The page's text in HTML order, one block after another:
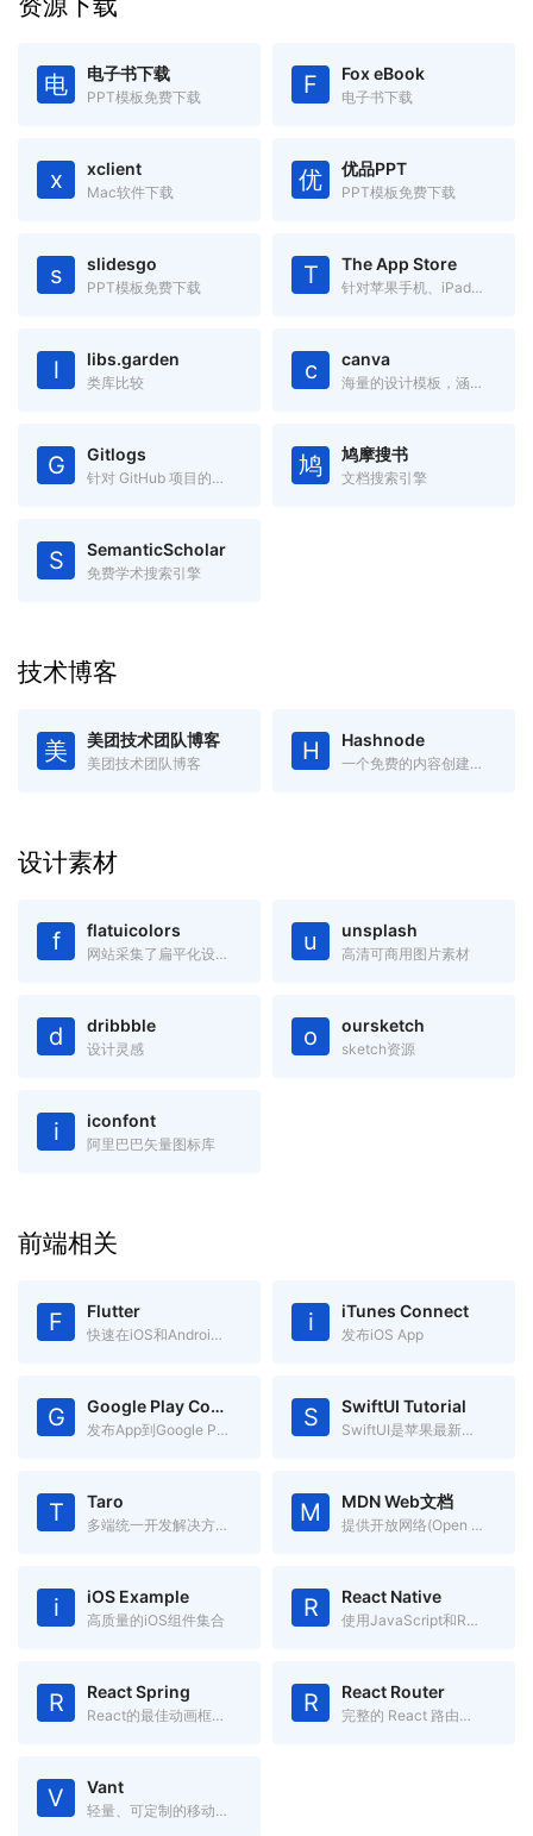
电 电子书下载
PPT模板免费下载 F Fox eBook
电子书下载
x xclient
Mac软件下载 优 优品PPT
PPT模板免费下载
s slidesgo
PPT模板免费下载 T The App Store
针对苹果手机、iPad、Mac 设备的应用搜索工具
l libs.garden
类库比较 c canva
海量的设计模板，涵盖海报、简历、名片、邀请函、Logo、PPT模板
G Gitlogs
针对 GitHub 项目的搜索引擎 鸠 鸠摩搜书
文档搜索引擎
S SemanticScholar
免费学术搜索引擎
技术博客
美 美团技术团队博客
美团技术团队博客 H Hashnode
一个免费的内容创建平台和社区，你可以在自己的域中发布文章
设计素材
f flatuicolors
网站采集了扁平化设计中最受欢迎的色彩，绝对是您进行扁平设计的必备工具，可以吸取复制任何你看中的色彩。 u unsplash
高清可商用图片素材
d dribbble
设计灵感 o oursketch
sketch资源
i iconfont
阿里巴巴矢量图标库
前端相关
F Flutter
快速在iOS和Android上构建高质量的原生用户界面 i iTunes Connect
发布iOS App
G Google Play Console
发布App到Google Play S SwiftUI Tutorial
SwiftUI是苹果最新推出的app声明式开发框架，跨Apple平台
T Taro
多端统一开发解决方案 一处代码，多处运行 M MDN Web文档
提供开放网络(Open Web)技术有关的信息
i iOS Example
高质量的iOS组件集合 R React Native
使用JavaScript和React编写原生移动应用
R React Spring
React的最佳动画框架之一 R React Router
完整的 React 路由解决方案
V Vant
轻量、可定制的移动端 Vue 组件库